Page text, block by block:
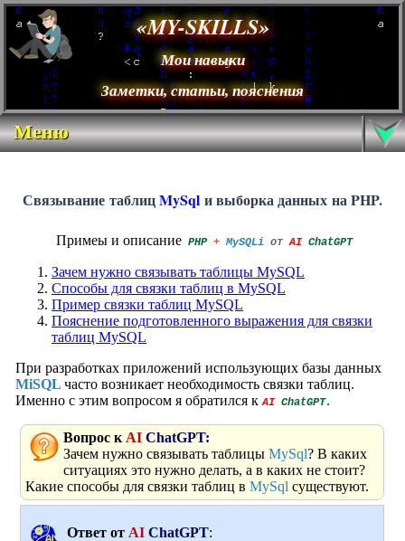
«MY-SKILLS»
Мои навыки
Заметки, статьи, пояснения
Меню
Связывание таблицMySqlи выборка данныхна PHP.
Примеы и описание PHP + MySQLiотAI ChatGPT
Зачем нужно связывать таблицы MySQL
Способы для связки таблиц в MySQL
Пример связки таблиц MySQL
Пояснение подготовленного выражения для связки
таблиц MySQL
При разработках приложений использующих базы данных
MiSQL часто возникает необходимость связки таблиц.
Именно с этим вопросом я обратился к AI ChatGPT.
Вопрос к AI ChatGPT:
Зачем нужно связывать таблицы MySql? В каких
ситуациях это нужно делать, а в каких не стоит?
Какие способы для связки таблиц в MySql существуют.
Ответ от AI ChatGPT: